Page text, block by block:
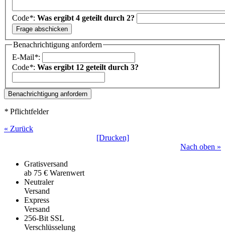
Code*: Was ergibt 4 geteilt durch 2?
Benachrichtigung anfordern
E-Mail*:
Code*: Was ergibt 12 geteilt durch 3?
* Pflichtfelder
« Zurück
[Drucken]
Nach oben »
Gratisversand
ab 75 € Warenwert
Neutraler
Versand
Express
Versand
256-Bit SSL
Verschlüsselung